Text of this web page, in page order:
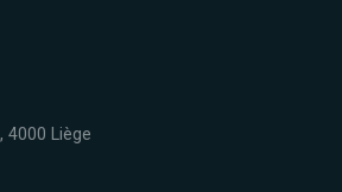
4000 Liège